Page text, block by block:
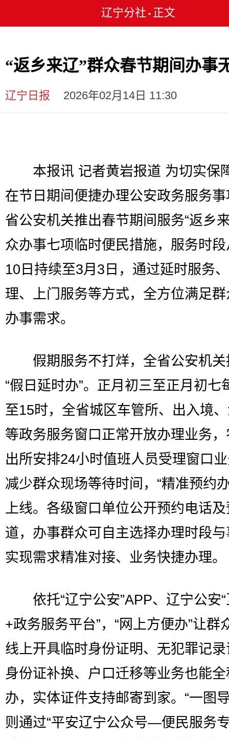
辽宁分社 • 正文
“返乡来辽”群众春节期间办事
辽宁日报 2026年02月14日 11:30
本报讯 记者黄岩报道 为切实保
在节日期间便捷办理公安政务服务
省公安机关推出春节期间服务“返乡
众办事七项临时便民措施，服务时
10日持续至3月3日，通过延时服务
理、上门服务等方式，全方位满足
办事需求。
假期服务不打烊，全省公安机关
“假日延时办”。正月初三至正月初七
至15时，全省城区车管所、出入境
等政务服务窗口正常开放办理业务
出所安排24小时值班人员受理窗口
减少群众现场等待时间，“精准预约
上线。各级窗口单位公开预约电话
道，办事群众可自主选择办理时段
实现需求精准对接、业务快捷办理。
依托“辽宁公安”APP、辽宁公安“
+政务服务平台”，“网上方便办”让群
线上开具临时身份证明、无犯罪记
身份证补换、户口迁移等业务也能
办，实体证件支持邮寄到家。“一图
则通过“平安辽宁公众号—便民服务